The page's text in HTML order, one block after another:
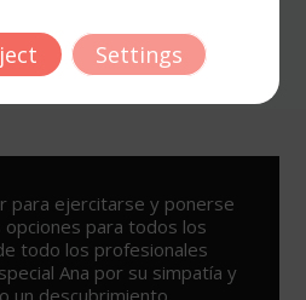
bienestar con
para ejercitarse y ponerse
opciones para todos los
todo los profesionales
Ana por su simpatía y
Settings